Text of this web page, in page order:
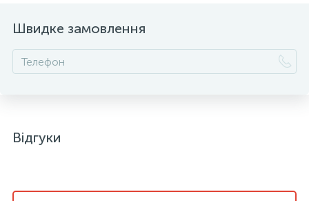
Швидке замовлення
Відгуки